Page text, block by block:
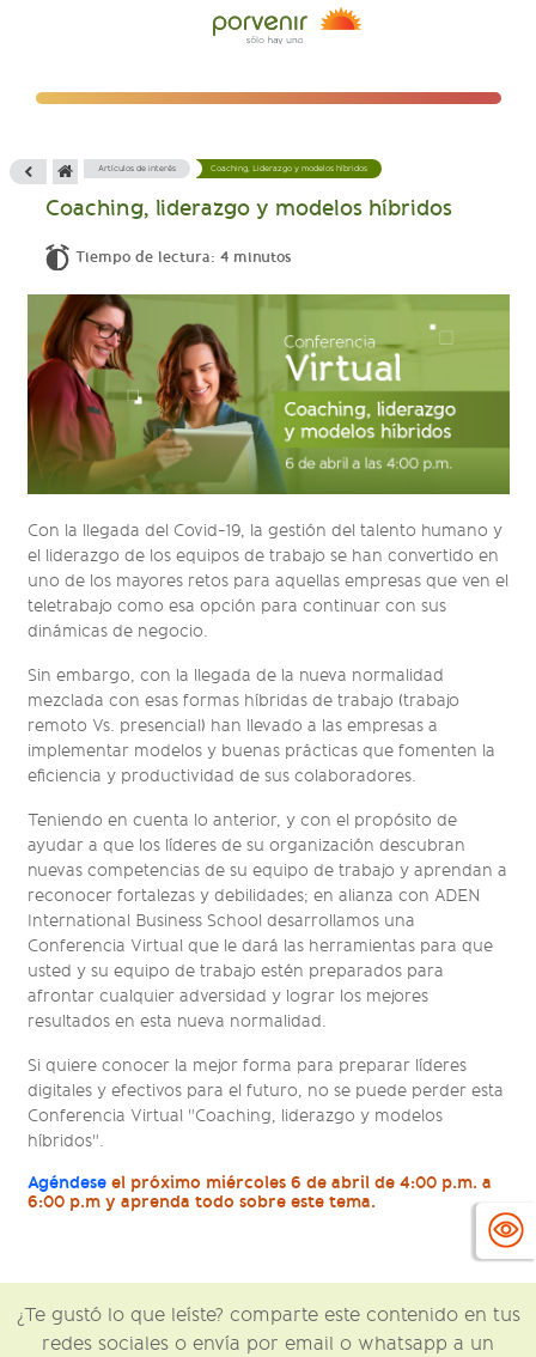
Artículos de interés Coaching, Liderazgo y modelos híbridos
Coaching, liderazgo y modelos híbridos
Tiempo de lectura: 4 minutos
Con la llegada del Covid-19, la gestión del talento humano y
el liderazgo de los equipos de trabajo se han convertido en
uno de los mayores retos para aquellas empresas que ven el
teletrabajo como esa opción para continuar con sus
dinámicas de negocio.
Sin embargo, con la llegada de la nueva normalidad
mezclada con esas formas híbridas de trabajo (trabajo
remoto Vs. presencial) han llevado a las empresas a
implementar modelos y buenas prácticas que fomenten la
eficiencia y productividad de sus colaboradores.
Teniendo en cuenta lo anterior, y con el propósito de
ayudar a que los líderes de su organización descubran
nuevas competencias de su equipo de trabajo y aprendan a
reconocer fortalezas y debilidades; en alianza con ADEN
International Business School desarrollamos una
Conferencia Virtual que le dará las herramientas para que
usted y su equipo de trabajo estén preparados para
afrontar cualquier adversidad y lograr los mejores
resultados en esta nueva normalidad.
Si quiere conocer la mejor forma para preparar líderes
digitales y efectivos para el futuro, no se puede perder esta
Conferencia Virtual "Coaching, liderazgo y modelos
híbridos".
Agéndese el próximo miércoles 6 de abril de 4:00 p.m. a
6:00 p.m y aprenda todo sobre este tema.
¿Te gustó lo que leíste? comparte este contenido en tus
redes sociales o envía por email o whatsapp a un